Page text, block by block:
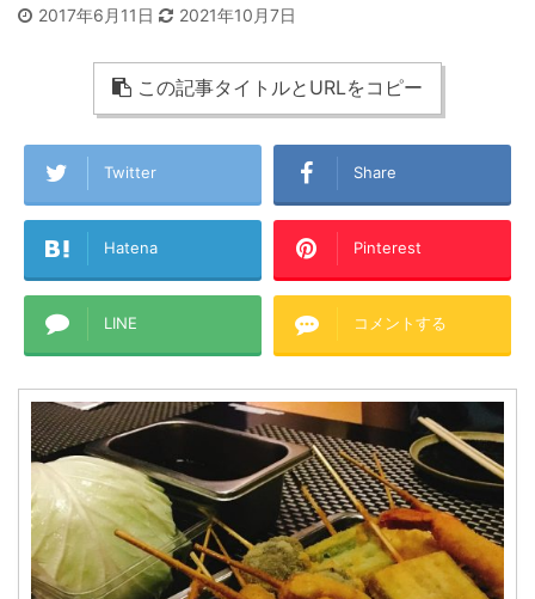
2017年6月11日 2021年10月7日
この記事タイトルとURLをコピー
Twitter Share
Hatena Pinterest
LINE コメントする